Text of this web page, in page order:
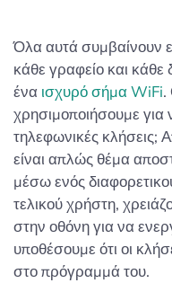
Όλα αυτά συμβαίνουν
κάθε γραφείο και κάθε
ένα ισχυρό σήμα WiFi.
χρησιμοποιήσουμε
τηλεφωνικές κλήσεις;
είναι απλώς θέμα
μέσω ενός
τελικού χρήστη,
στην οθόνη για να
υποθέσουμε ότι οι
στο πρόγραμμά του.